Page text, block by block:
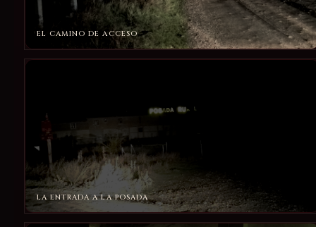
EL CAMINO DE ACCESO
LA ENTRADA A LA POSADA